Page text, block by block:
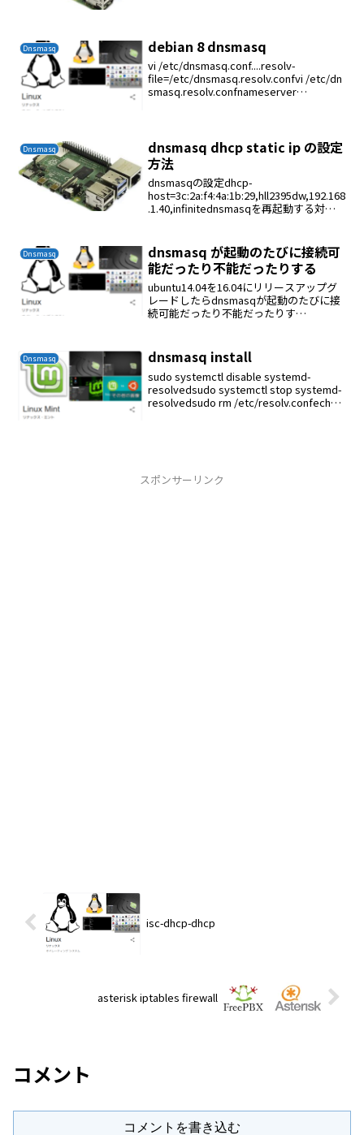
Dnsmasq debian 8 dnsmasq
vi /etc/dnsmasq.conf....resolv-
file=/etc/dnsmasq.resolv.confvi /etc/dn
smasq.resolv.confnameserver
Dnsmasq
dnsmasq dhcp static ip の設定
方法
dnsmasqの設定dhcp-
host=3c:2a:f4:4a:1b:29,hll2395dw,192.168
.1.40,infinitednsmasqを再起動する対象
Dnsmasq
dnsmasq が起動のたびに接続可
能だったり不能だったりする
ubuntu14.04を16.04にリリースアップグ
レードしたらdnsmasqが起動のたびに接
続可能だったり不能だったりす
かしいこと...
Dnsmasq dnsmasq install
sudo systemctl disable systemd-
resolvedsudo systemctl stop systemd-
resolvedsudo rm /etc/resolv.confecho
スポンサーリンク
isc-dhcp-dhcp
asterisk iptables firewall
コメント
コメントを書き込む